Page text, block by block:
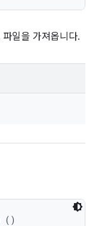
일을 가져옵니다.
()